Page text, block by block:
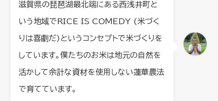
滋賀県の琵琶湖最北端にある西浅井町と
いう地域でRICE IS COMEDY (米づく
りは喜劇だ)というコンセプトで米づくりを
しています。僕たちのお米は地元の自然を
活かして余計な資材を使用しない蓮華農法
で育てています。